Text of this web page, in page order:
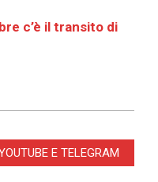
c’è il transito di
E TELEGRAM